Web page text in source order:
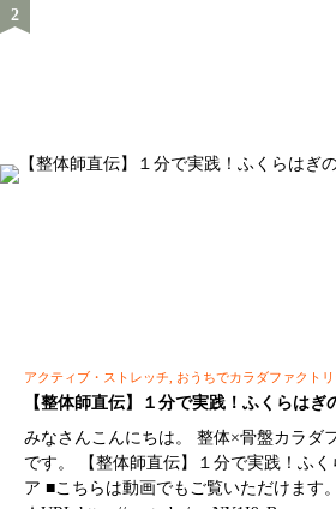
アクティブ・ストレッチ, おうちでカラダファクト
【整体師直伝】１分で実践！ふくらはぎ
みなさんこんにちは。 整体×骨盤カラダ
です。 【整体師直伝】１分で実践！ふ
ア ■こちらは動画でもご覧いただけます。